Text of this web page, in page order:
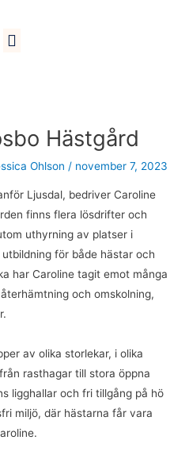
Meny
Hästgård
Ohlson / november 7, 2023
Ljusdal, bedriver Caroline
finns flera lösdrifter och
uthyrning av platser i
för både hästar och
har Caroline tagit emot många
och omskolning,
av olika storlekar, i olika
rasthagar till stora öppna
ligghallar och fri tillgång på hö
miljö, där hästarna får vara